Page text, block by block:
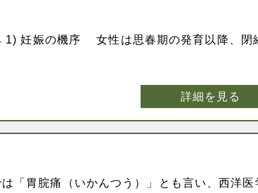
1) 妊娠の機序 女性は思春期の発育以降、閉
詳細を見る
「胃脘痛（いかんつう）」とも言い、西洋医